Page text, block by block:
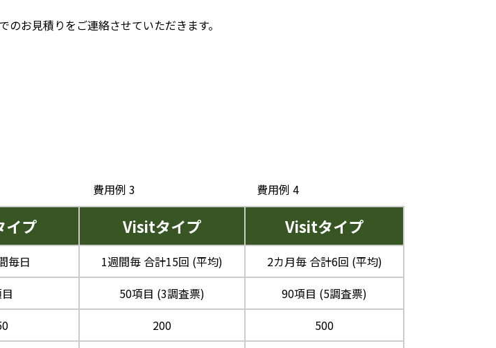
お見積りをご連絡させていただきます。
費用例 3 費用例 4
イプ Visitタイプ Visitタイプ
毎日 1週間毎 合計15回 (平均)
2カ月毎 合計6回 (平均)
50項目 (3調査票)
90項目 (5調査票)
200
500